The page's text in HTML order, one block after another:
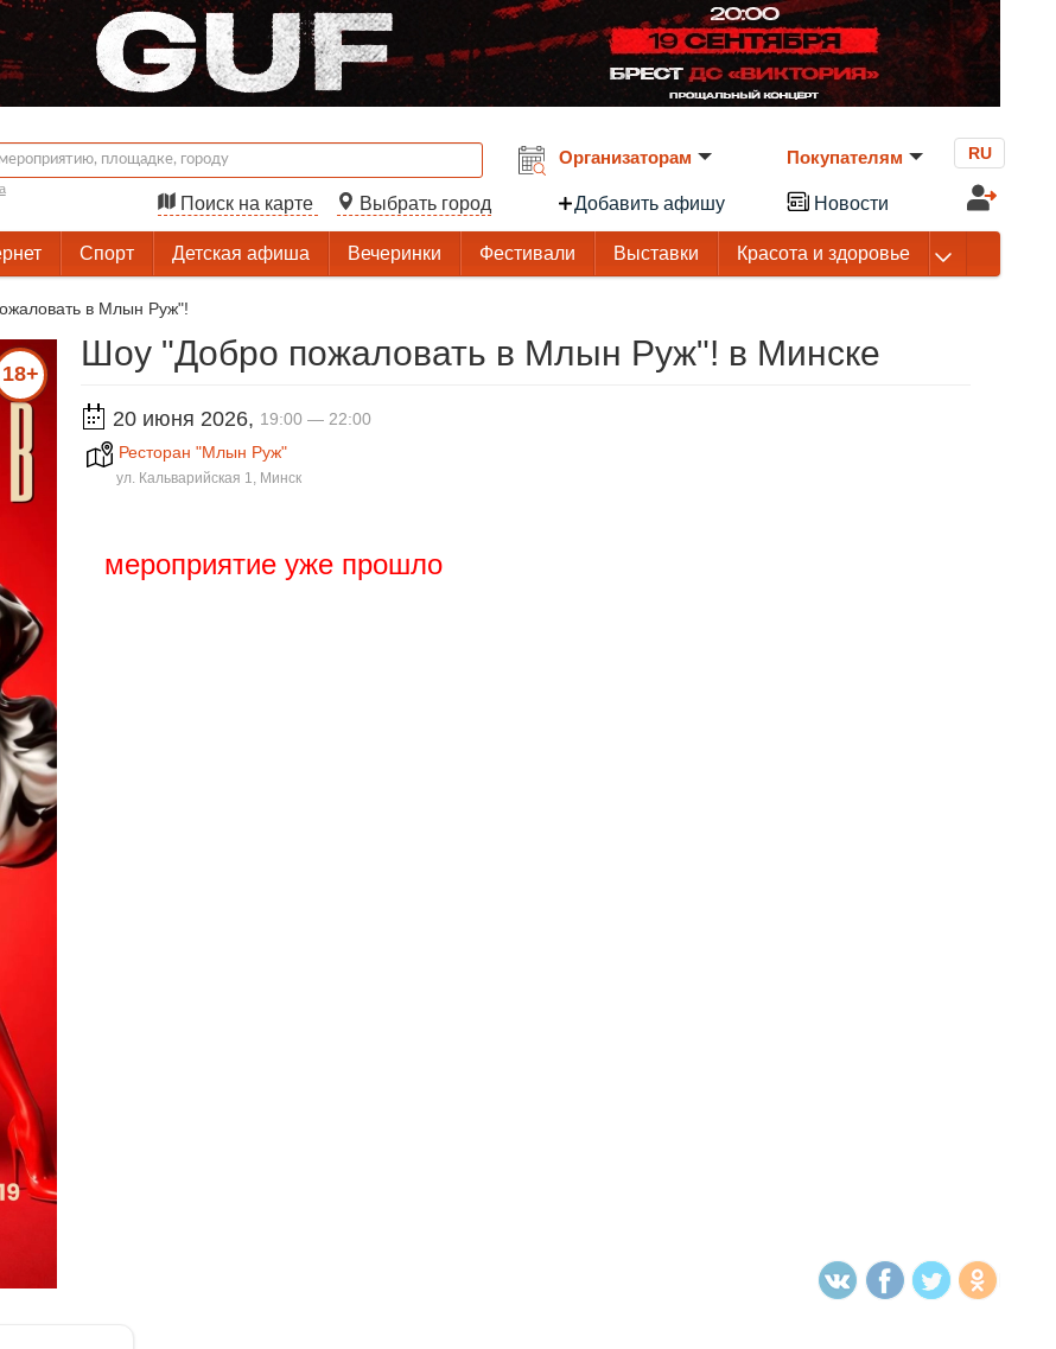
Поиск на карте Выбрать город
Организаторам
Добавить афишу
Покупателям
Новости
RU
Спорт Детская афиша Вечеринки Фестивали Выставки Красота и здоровье
в Млын Руж"!
18+
Шоу "Добро пожаловать в Млын Руж"! в Минске
20 июня 2026, 19:00 — 22:00
Ресторан "Млын Руж"
ул. Кальварийская 1, Минск
мероприятие уже прошло